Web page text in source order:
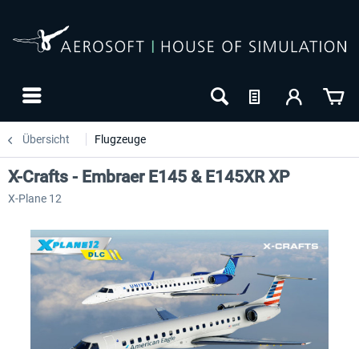
Übersicht Flugzeuge
X-Crafts - Embraer E145 & E145XR XP
X-Plane 12